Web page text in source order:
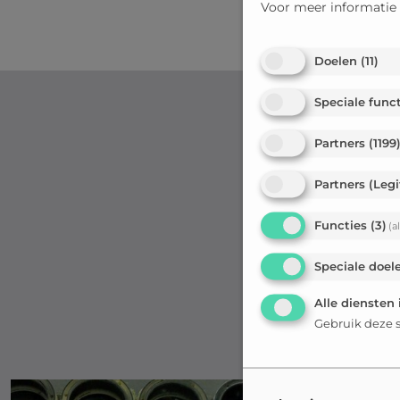
De
Voor meer informatie
Doelen (11)
Speciale
Partners (1199)
Partners
Functies (3)
Speciale
Alle diensten
Gebruik deze